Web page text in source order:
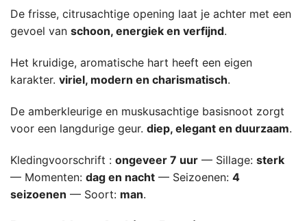
De frisse, citrusachtige opening laat je achter met een
gevoel van schoon, energiek en verfijnd.
Het kruidige, aromatische hart heeft een eigen
karakter. viriel, modern en charismatisch.
De amberkleurige en muskusachtige basisnoot zorgt
voor een langdurige geur. diep, elegant en duurzaam.
Kledingvoorschrift : ongeveer 7 uur — Sillage: sterk
— Momenten: dag en nacht — Seizoenen: 4
seizoenen — Soort: man.